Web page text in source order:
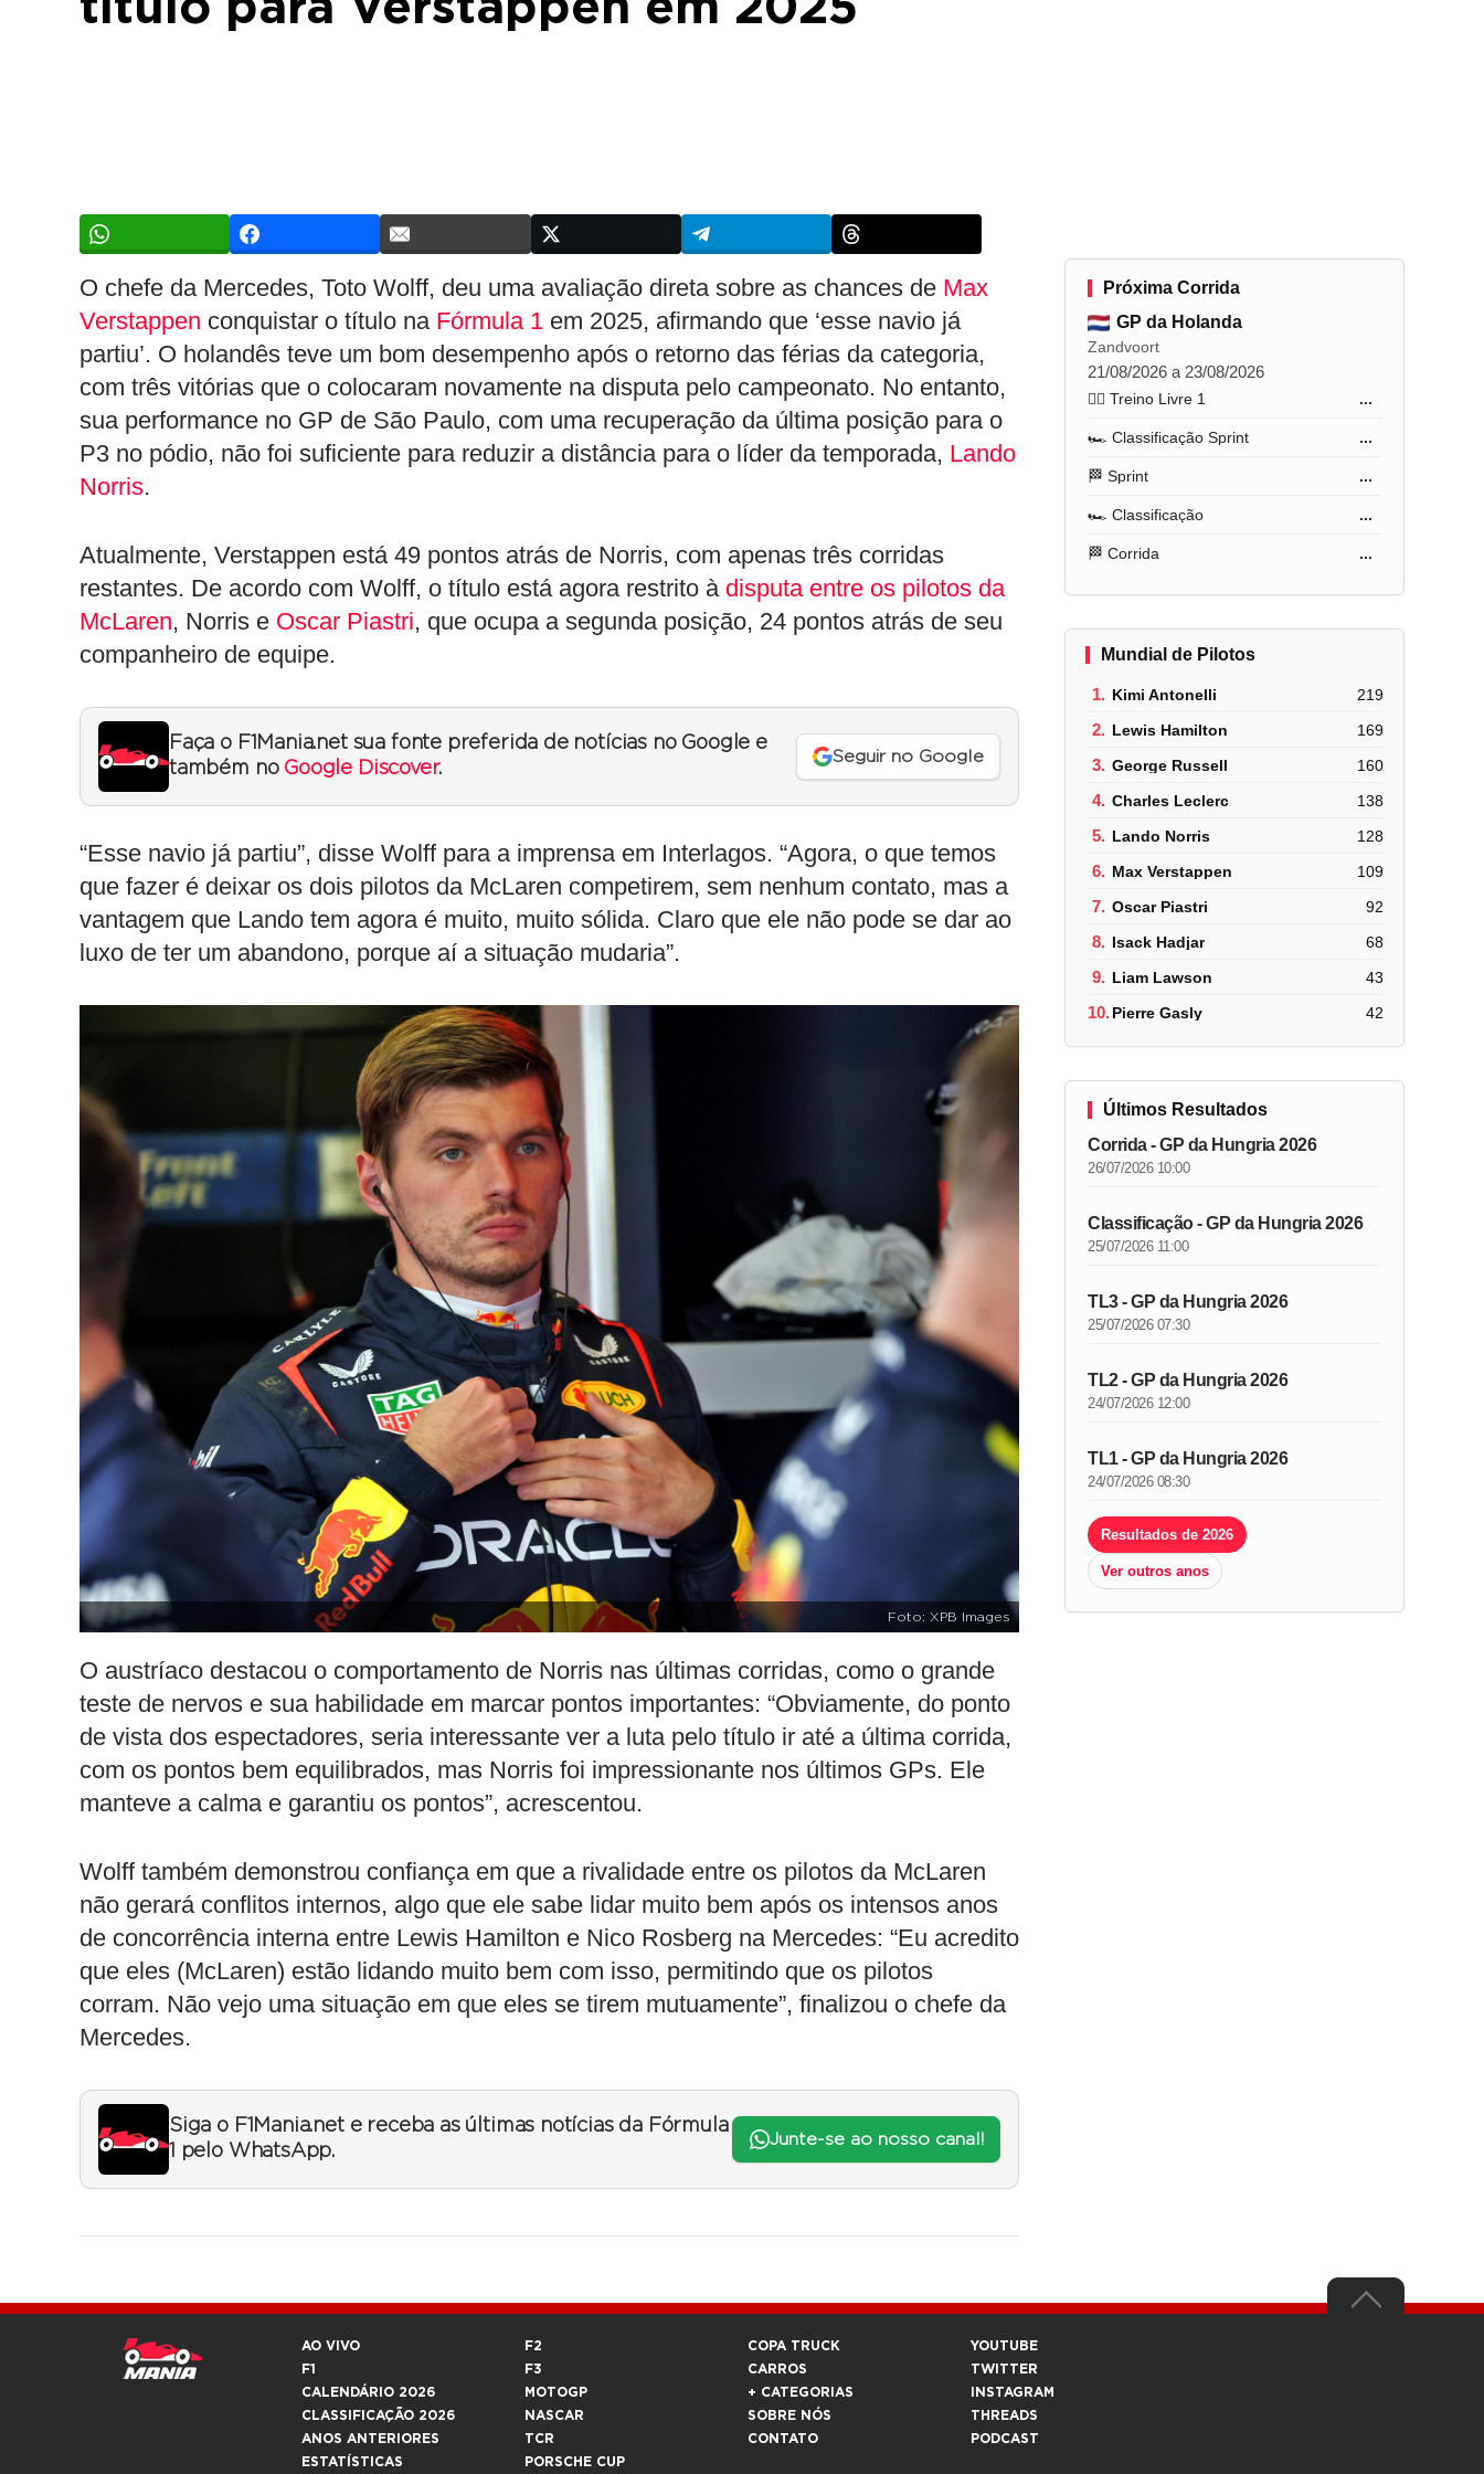
O chefe da Mercedes, Toto Wolff, deu uma avaliação direta sobre as chances de Max
Verstappen conquistar o título na Fórmula 1 em 2025, afirmando que ‘esse navio já
partiu’. O holandês teve um bom desempenho após o retorno das férias da categoria,
com três vitórias que o colocaram novamente na disputa pelo campeonato. No entanto,
sua performance no GP de São Paulo, com uma recuperação da última posição para o
P3 no pódio, não foi suficiente para reduzir a distância para o líder da temporada, Lando
Norris.
Atualmente, Verstappen está 49 pontos atrás de Norris, com apenas três corridas
restantes. De acordo com Wolff, o título está agora restrito à disputa entre os pilotos da
McLaren, Norris e Oscar Piastri, que ocupa a segunda posição, 24 pontos atrás de seu
companheiro de equipe.
Faça o F1Mania.net sua fonte preferida de notícias no Google e
também no Google Discover.
Seguir no Google
“Esse navio já partiu”, disse Wolff para a imprensa em Interlagos. “Agora, o que temos
que fazer é deixar os dois pilotos da McLaren competirem, sem nenhum contato, mas a
vantagem que Lando tem agora é muito, muito sólida. Claro que ele não pode se dar ao
luxo de ter um abandono, porque aí a situação mudaria”.
Foto: XPB Images
O austríaco destacou o comportamento de Norris nas últimas corridas, como o grande
teste de nervos e sua habilidade em marcar pontos importantes: “Obviamente, do ponto
de vista dos espectadores, seria interessante ver a luta pelo título ir até a última corrida,
com os pontos bem equilibrados, mas Norris foi impressionante nos últimos GPs. Ele
manteve a calma e garantiu os pontos”, acrescentou.
Wolff também demonstrou confiança em que a rivalidade entre os pilotos da McLaren
não gerará conflitos internos, algo que ele sabe lidar muito bem após os intensos anos
de concorrência interna entre Lewis Hamilton e Nico Rosberg na Mercedes: “Eu acredito
que eles (McLaren) estão lidando muito bem com isso, permitindo que os pilotos
corram. Não vejo uma situação em que eles se tirem mutuamente”, finalizou o chefe da
Mercedes.
Siga o F1Mania.net e receba as últimas notícias da Fórmula
1 pelo WhatsApp.
Junte-se ao nosso canal!
Próxima Corrida
GP da Holanda
Zandvoort
21/08/2026 a 23/08/2026
🏋️‍♂️ Treino Livre 1 ...
🏎️ Classificação Sprint ...
🏁 Sprint ...
🏎️ Classificação ...
🏁 Corrida ...
Mundial de Pilotos
1. Kimi Antonelli 219
2. Lewis Hamilton 169
3. George Russell 160
4. Charles Leclerc 138
5. Lando Norris 128
6. Max Verstappen 109
7. Oscar Piastri 92
8. Isack Hadjar 68
9. Liam Lawson 43
10.Pierre Gasly 42
Últimos Resultados
Corrida - GP da Hungria 2026
26/07/2026 10:00
Classificação - GP da Hungria 2026
25/07/2026 11:00
TL3 - GP da Hungria 2026
25/07/2026 07:30
TL2 - GP da Hungria 2026
24/07/2026 12:00
TL1 - GP da Hungria 2026
24/07/2026 08:30
Resultados de 2026
Ver outros anos
AO VIVO
F1
CALENDÁRIO 2026
CLASSIFICAÇÃO 2026
ANOS ANTERIORES
ESTATÍSTICAS
F2
F3
MOTOGP
NASCAR
TCR
PORSCHE CUP
COPA TRUCK
CARROS
+ CATEGORIAS
SOBRE NÓS
CONTATO
YOUTUBE
TWITTER
INSTAGRAM
THREADS
PODCAST